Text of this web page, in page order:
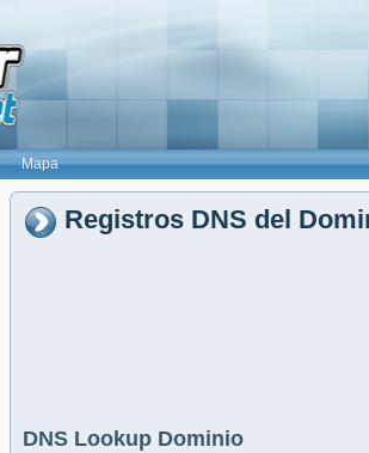
Mapa
Registros DNS del
DNS Lookup Dominio